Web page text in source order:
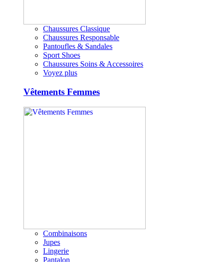
Chaussures Classique
Chaussures Responsable
Pantoufles & Sandales
Sport Shoes
Chaussures Soins & Accessoires
Voyez plus
Vêtements Femmes
Combinaisons
Jupes
Lingerie
Pantalon